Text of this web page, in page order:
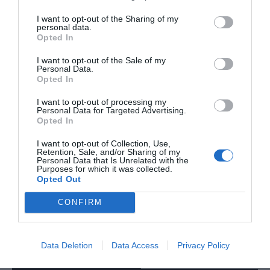
I want to opt-out of the Sharing of my
personal data.
Opted In
I want to opt-out of the Sale of my
Personal Data.
Opted In
I want to opt-out of processing my
Personal Data for Targeted Advertising.
Opted In
I want to opt-out of Collection, Use,
Retention, Sale, and/or Sharing of my
Personal Data that Is Unrelated with the
Purposes for which it was collected.
Opted Out
CONFIRM
Data Deletion Data Access Privacy Policy
Tags: ΝΟΣΟΚΟΜΕΙΑ ΠΕΡΙΞ